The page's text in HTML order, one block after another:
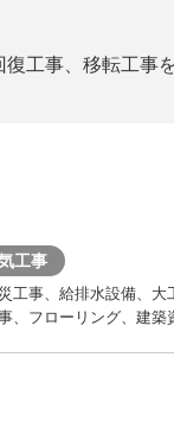
工事、移転工事
工事
工事、給排水設備、
、フローリング、建築